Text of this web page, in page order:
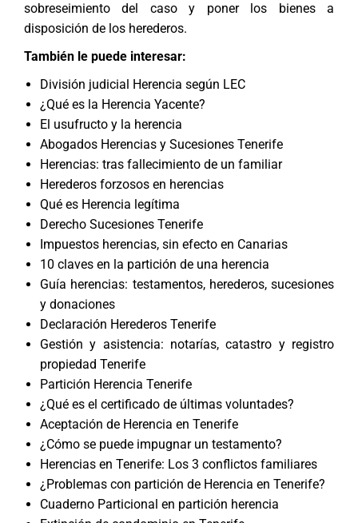
sobreseimiento del caso y poner los bienes a
disposición de los herederos.
También le puede interesar:
División judicial Herencia según LEC
¿Qué es la Herencia Yacente?
El usufructo y la herencia
Abogados Herencias y Sucesiones Tenerife
Herencias: tras fallecimiento de un familiar
Herederos forzosos en herencias
Qué es Herencia legítima
Derecho Sucesiones Tenerife
Impuestos herencias, sin efecto en Canarias
10 claves en la partición de una herencia
Guía herencias: testamentos, herederos, sucesiones
y donaciones
Declaración Herederos Tenerife
Gestión y asistencia: notarías, catastro y registro
propiedad Tenerife
Partición Herencia Tenerife
¿Qué es el certificado de últimas voluntades?
Aceptación de Herencia en Tenerife
¿Cómo se puede impugnar un testamento?
Herencias en Tenerife: Los 3 conflictos familiares
¿Problemas con partición de Herencia en Tenerife?
Cuaderno Particional en partición herencia